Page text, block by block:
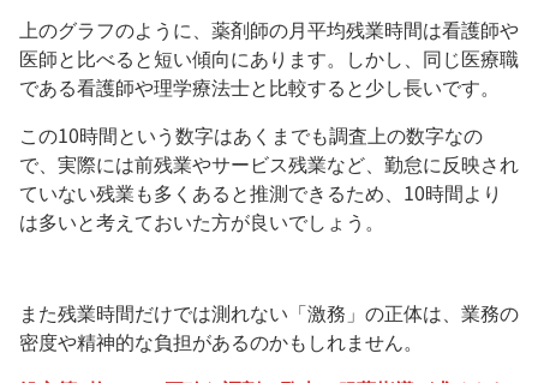
上のグラフのように、薬剤師の月平均残業時間は看護師や
医師と比べると短い傾向にあります。しかし、同じ医療職
である看護師や理学療法士と比較すると少し長いです。
この10時間という数字はあくまでも調査上の数字なの
で、実際には前残業やサービス残業など、勤怠に反映され
ていない残業も多くあると推測できるため、10時間より
は多いと考えておいた方が良いでしょう。
また残業時間だけでは測れない「激務」の正体は、業務の
密度や精神的な負担があるのかもしれません。